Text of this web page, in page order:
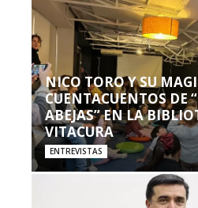
NICO TORO Y SU
CUENTACUENTOS DE
ABEJAS” EN LA
VITACURA
ENTREVISTAS